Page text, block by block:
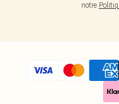
notre